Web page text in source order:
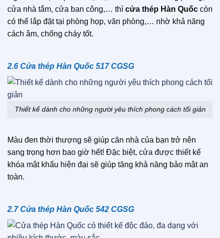
cửa nhà tắm, cửa ban công,… thì cửa thép Hàn Quốc còn
có thể lắp đặt tại phòng họp, văn phòng,… nhờ khả năng
cách âm, chống cháy tốt.
2.6 Cửa thép Hàn Quốc 517 CGSG
Thiết kế dành cho những người yêu thích phong cách tối giản
Màu đen thời thượng sẽ giúp căn nhà của bạn trở nên
sang trọng hơn bao giờ hết! Đặc biệt, cửa được thiết kế
khóa mật khẩu hiện đại sẽ giúp tăng khả năng bảo mật an
toàn.
2.7 Cửa thép Hàn Quốc 542 CGSG